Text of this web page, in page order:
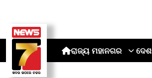
ରାଜ୍ୟ ମହାନଗର ଦେଶ